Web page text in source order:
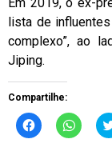
lista de
complexo”, ao
Jiping.
Compartilhe:
Clique
para
Clique
para